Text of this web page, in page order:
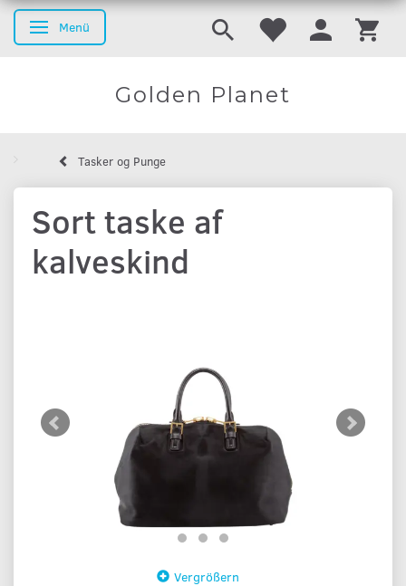
Anzeige ändern
Menü
Golden Planet
Tasker og Punge
Sort taske af
kalveskind
Vergrößern